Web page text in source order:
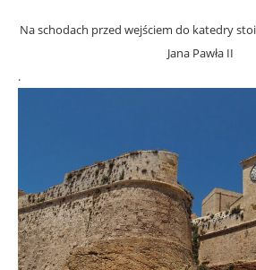
Na schodach przed wejściem do katedry
Jana Pawła II
.